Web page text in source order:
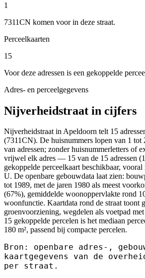
1
7311CN komen voor in deze straat.
Perceelkaarten
15
Voor deze adressen is een gekoppelde
Adres- en perceelgegevens
Nijverheidstraat in cijfers
Nijverheidstraat in Apeldoorn telt 15
(7311CN). De huisnummers lopen van 1 tot
van adressen; zonder huisnummerletters of
vrijwel elk adres — 15 van de 15 adressen
gekoppelde perceelkaart beschikbaar,
U. De openbare gebouwdata laat zien:
tot 1989, met de jaren 1980 als meest
(67%), gemiddelde woonoppervlakte rond
woonfunctie. Kaartdata rond de straat toont
groenvoorziening, wegdelen als voetpad
15 gekoppelde percelen is het mediaan
180 m², passend bij compacte percelen.
Bron: openbare adres-,
kaartgegevens van de
per straat.